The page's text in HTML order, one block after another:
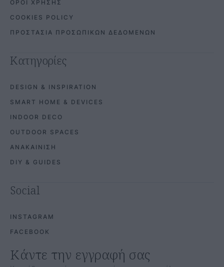
ΟΡΟΙ ΧΡΗΣΗΣ
COOKIES POLICY
ΠΡΟΣΤΑΣΙΑ ΠΡΟΣΩΠΙΚΩΝ ΔΕΔΟΜΕΝΩΝ
Κατηγορίες
DESIGN & INSPIRATION
SMART HOME & DEVICES
INDOOR DECO
OUTDOOR SPACES
ΑΝΑΚΑΙΝΙΣΗ
DIY & GUIDES
Social
INSTAGRAM
FACEBOOK
Κάντε την εγγραφή σας